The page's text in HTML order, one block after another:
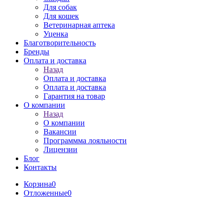
Для собак
Для кошек
Ветеринарная аптека
Уценка
Благотворительность
Бренды
Оплата и доставка
Назад
Оплата и доставка
Оплата и доставка
Гарантия на товар
О компании
Назад
О компании
Вакансии
Программма лояльности
Лицензии
Блог
Контакты
Корзина0
Отложенные0